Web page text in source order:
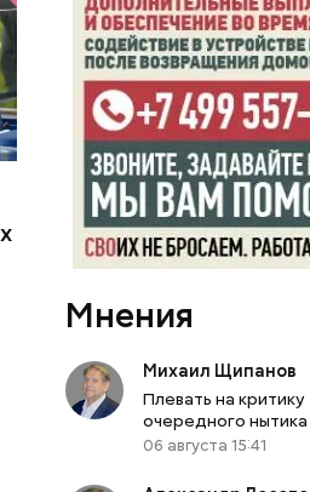
Мнения
Михаил Щипанов
Плевать на критику
очередного нытика
06 августа 15:41